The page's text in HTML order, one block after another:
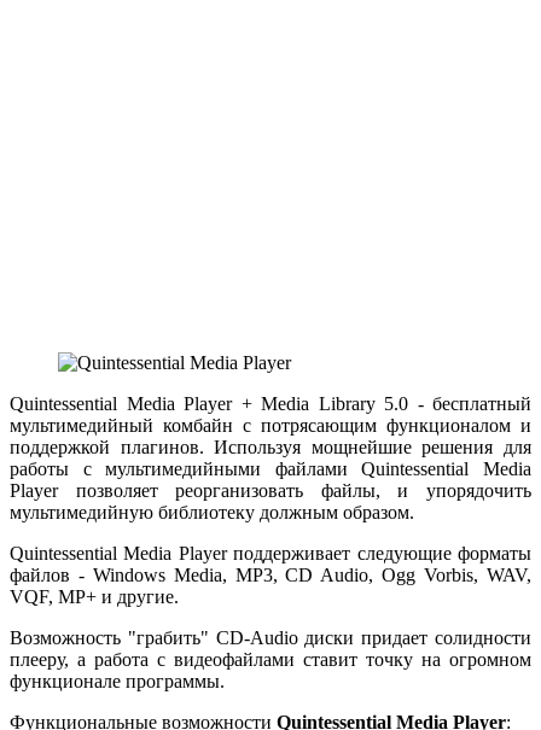
Quintessential Media Player + Media Library 5.0 - бесплатный
мультимедийный комбайн с потрясающим функционалом и
поддержкой плагинов. Используя мощнейшие решения для
работы с мультимедийными файлами Quintessential Media
Player позволяет реорганизовать файлы, и упорядочить
мультимедийную библиотеку должным образом.
Quintessential Media Player поддерживает следующие форматы
файлов - Windows Media, MP3, CD Audio, Ogg Vorbis, WAV,
VQF, MP+ и другие.
Возможность "грабить" CD-Audio диски придает солидности
плееру, а работа с видеофайлами ставит точку на огромном
функционале программы.
Функциональные возможности Quintessential Media Player: